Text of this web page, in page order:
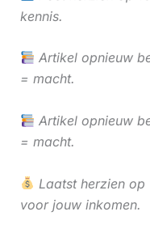
kennis.
Artikel opnieuw
= macht.
Artikel opnieuw
= macht.
Laatst herzien op
voor jouw inkomen.